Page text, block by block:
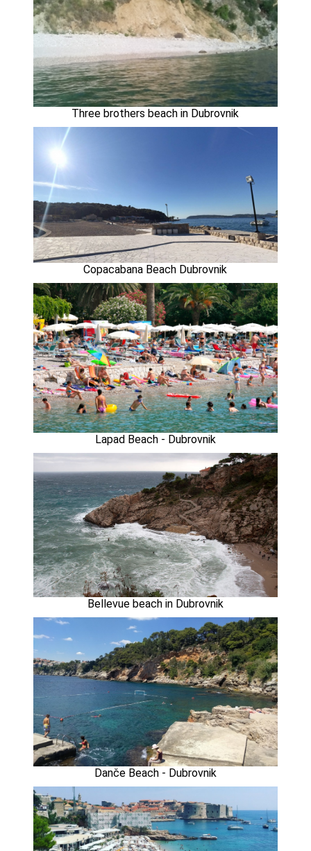
Three brothers beach in Dubrovnik
Copacabana Beach Dubrovnik
Lapad Beach - Dubrovnik
Bellevue beach in Dubrovnik
Danče Beach - Dubrovnik